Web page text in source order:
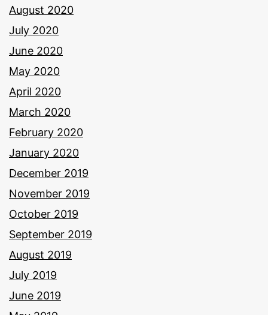
August 2020
July 2020
June 2020
May 2020
April 2020
March 2020
February 2020
January 2020
December 2019
November 2019
October 2019
September 2019
August 2019
July 2019
June 2019